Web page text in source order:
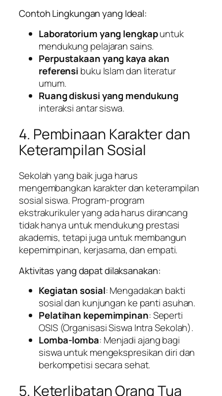
Contoh Lingkungan yang Ideal:
Laboratorium yang lengkapuntuk
mendukung pelajaran sains.
Perpustakaan yang kaya akan
referensi buku Islam dan literatur
umum.
Ruang diskusi yang mendukung
interaksi antar siswa.
4. Pembinaan Karakter dan
Keterampilan Sosial
Sekolah yang baik juga harus
mengembangkan karakter dan keterampilan
sosial siswa. Program-program
ekstrakurikuler yang ada harus dirancang
tidak hanya untuk mendukung prestasi
akademis, tetapi juga untuk membangun
kepemimpinan, kerjasama, dan empati.
Aktivitas yang dapat dilaksanakan:
Kegiatan sosial: Mengadakan bakti
sosial dan kunjungan ke panti asuhan.
Pelatihan kepemimpinan: Seperti
OSIS (Organisasi Siswa Intra Sekolah).
Lomba-lomba: Menjadi ajang bagi
siswa untuk mengekspresikan diri dan
berkompetisi secara sehat.
5. Keterlibatan Orang Tua